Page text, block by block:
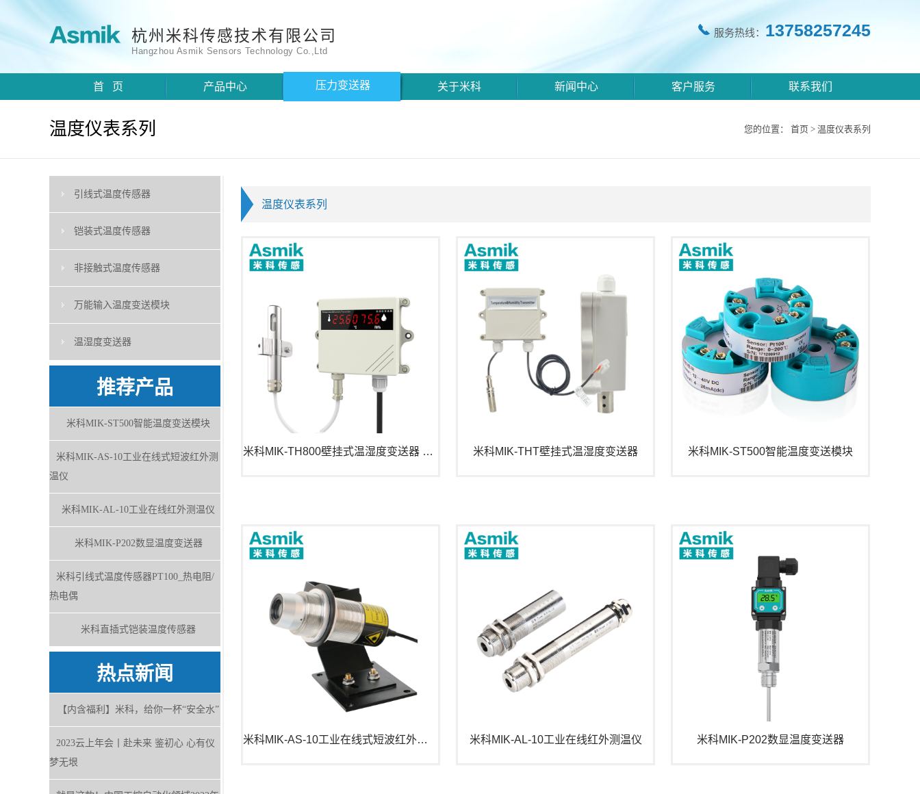
杭州米科传感技术有限公司
Hangzhou Asmik Sensors Technology Co.,Ltd
服务热线： 13758257245
首 页 产品中心 压力变送器 关于米科 新闻中心 客户服务 联系我们
温度仪表系列 您的位置： 首页 > 温度仪表系列
引线式温度传感器
铠装式温度传感器
非接触式温度传感器
万能输入温度变送模块
温湿度变送器
推荐产品
米科MIK-ST500智能温度变送模块
米科MIK-AS-10工业在线式短波红外测
温仪
米科MIK-AL-10工业在线红外测温仪
米科MIK-P202数显温度变送器
米科引线式温度传感器PT100_热电阻/
热电偶
米科直插式铠装温度传感器
热点新闻
【内含福利】米科，给你一杯“安全水”
2023云上年会丨赴未来 鉴初心 心有仪
梦无垠
温度仪表系列
米科MIK-TH800壁挂式温湿度变送器 升级款 米科MIK-THT壁挂式温湿度变送器 米科MIK-ST500智能温度变送模块
米科MIK-AS-10工业在线式短波红外测温仪 米科MIK-AL-10工业在线红外测温仪 米科MIK-P202数显温度变送器